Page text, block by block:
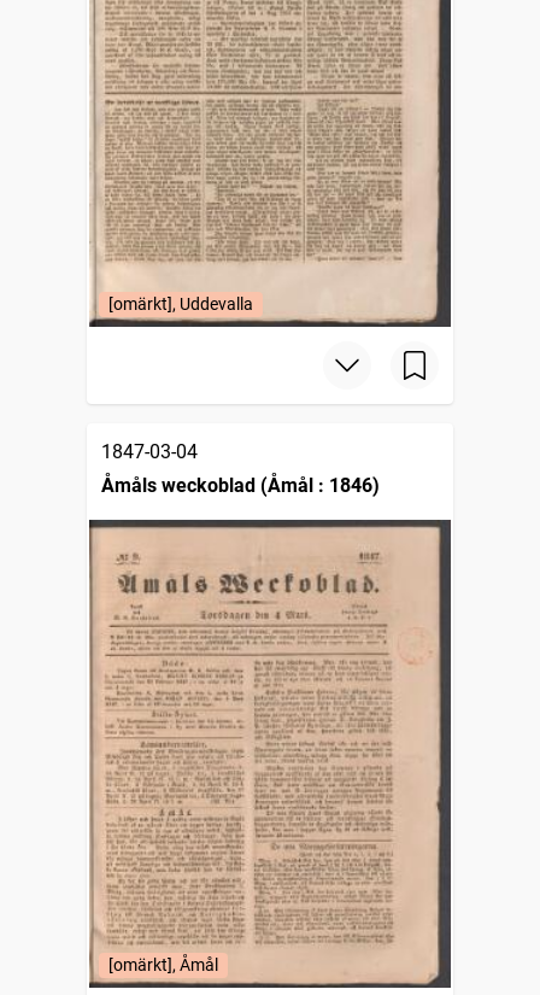
[omärkt], Uddevalla
1847-03-04
Åmåls weckoblad (Åmål : 1846)
[omärkt], Åmål